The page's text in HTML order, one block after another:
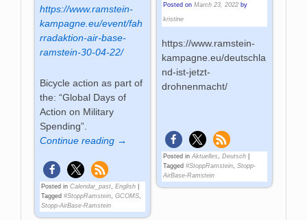
https://www.ramstein-
kampagne.eu/event/fah
rradaktion-air-base-
ramstein-30-04-22/
Bicycle action as part of
the: “Global Days of
Action on Military
Spending”.
Continue reading →
Posted in Calendar_past,English
Tagged #StoppRamstein,GCOMS,
Stopp-AirBase-Ramstein
Posted on March 23, 2022 by
kristine
https://www.ramstein-
kampagne.eu/deutschla
nd-ist-jetzt-
drohnenmacht/
Posted in Aktuelles Deutsch|
Tagged #StoppRamstein, Stopp-
AirBase-Ramstein